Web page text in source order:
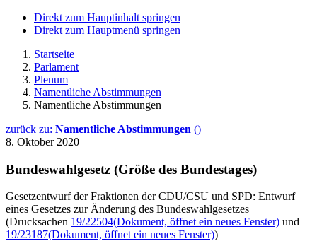
Direkt zum Hauptinhalt springen
Direkt zum Hauptmenü springen
Startseite
Parlament
Plenum
Namentliche Abstimmungen
Namentliche Abstimmungen
zurück zu: Namentliche Abstimmungen ()
8. Oktober 2020
Bundeswahlgesetz (Größe des Bundestages)
Gesetzentwurf der Fraktionen der CDU/CSU und SPD: Entwurf
eines Gesetzes zur Änderung des Bundeswahlgesetzes
(Drucksachen 19/22504(Dokument, öffnet ein neues Fenster) und
19/23187(Dokument, öffnet ein neues Fenster))